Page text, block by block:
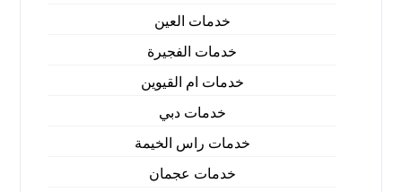
خدمات العين
خدمات الفجيرة
خدمات ام القيوين
خدمات دبي
خدمات راس الخيمة
خدمات عجمان